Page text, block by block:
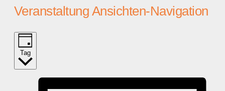
Veranstaltung Ansichten-Navigation
Tag